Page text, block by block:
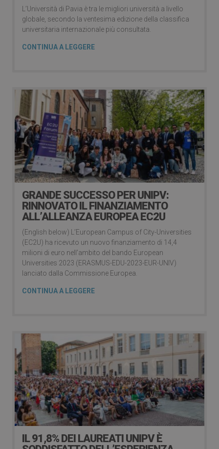
L’Università di Pavia è tra le migliori università a livello
globale, secondo la ventesima edizione della classifica
universitaria internazionale più consultata.
CONTINUA A LEGGERE
GRANDE SUCCESSO PER UNIPV:
RINNOVATO IL FINANZIAMENTO
ALL’ALLEANZA EUROPEA EC2U
(English below) L’European Campus of City-Universities
(EC2U) ha ricevuto un nuovo finanziamento di 14,4
milioni di euro nell’ambito del bando European
Universities 2023 (ERASMUS-EDU-2023-EUR-UNIV)
lanciato dalla Commissione Europea.
CONTINUA A LEGGERE
IL 91,8% DEI LAUREATI UNIPV È